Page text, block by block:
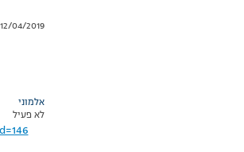
12/04/2019 בשעה 12:17
אלמוני
לא פעיל